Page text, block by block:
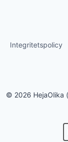
Integritetspolicy
© 2026 HejaOlika